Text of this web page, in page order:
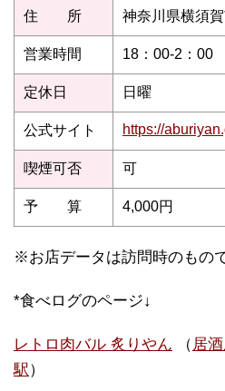
住 所 神奈川県横須
営業時間 18：00-2：00
定休日 日曜
公式サイト https://
喫煙可否 可
予 算 4,000円
※お店データは訪問時のもので
*食べログのページ↓
レトロ肉バル 炙りやん （ 居
駅）